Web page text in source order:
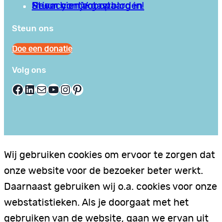
Privacy en Voorwaarden
Stuur hier je gastblog in!
Neem contact op
Steun ons
Doe een donatie
Volg ons
Facebook LinkedIn E-mail YouTube InstagramPinterest
Wij gebruiken cookies om ervoor te zorgen dat
onze website voor de bezoeker beter werkt.
Daarnaast gebruiken wij o.a. cookies voor onze
webstatistieken. Als je doorgaat met het
gebruiken van de website, gaan we ervan uit